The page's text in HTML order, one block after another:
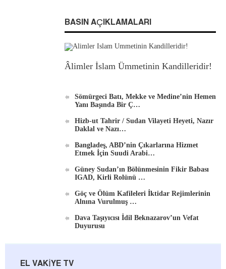
BASIN AÇIKLAMALARI
Âlimler İslam Ümmetinin Kandilleridir!
Sömürgeci Batı, Mekke ve Medine’nin Hemen
Yanı Başında Bir Ç…
Hizb-ut Tahrir / Sudan Vilayeti Heyeti, Nazır
Daklal ve Nazı…
Bangladeş, ABD’nin Çıkarlarına Hizmet
Etmek İçin Suudi Arabi…
Güney Sudan’ın Bölünmesinin Fikir Babası
IGAD, Kirli Rolünü …
Göç ve Ölüm Kafileleri İktidar Rejimlerinin
Alnına Vurulmuş …
Dava Taşıyıcısı İdil Beknazarov’un Vefat
Duyurusu
EL VAKIYE TV